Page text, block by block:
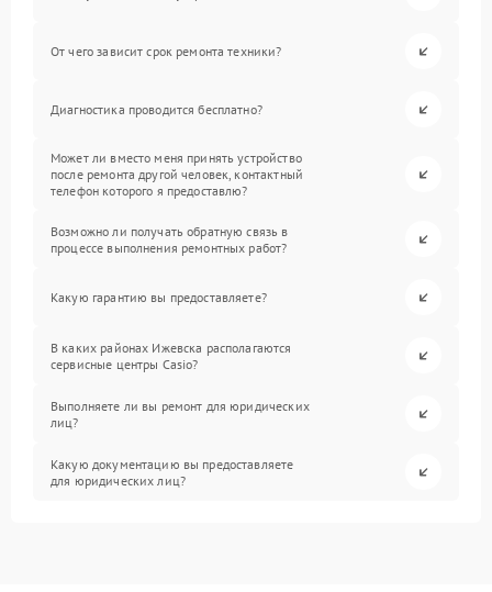
От чего зависит срок ремонта техники?
Диагностика проводится бесплатно?
Может ли вместо меня принять устройство
после ремонта другой человек, контактный
телефон которого я предоставлю?
Возможно ли получать обратную связь в
процессе выполнения ремонтных работ?
Какую гарантию вы предоставляете?
В каких районах Ижевска располагаются
сервисные центры Casio?
Выполняете ли вы ремонт для юридических
лиц?
Какую документацию вы предоставляете
для юридических лиц?